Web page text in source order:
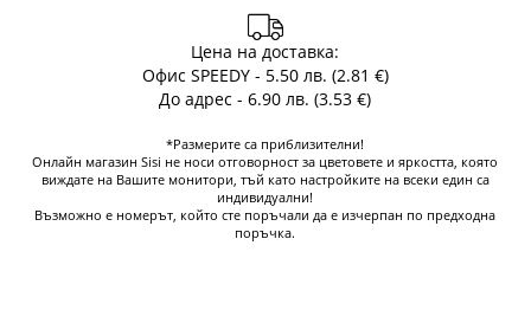
Цена на доставка:
Офис SPEEDY - 5.50 лв. (2.81 €)
До адрес - 6.90 лв. (3.53 €)
*Размерите са приблизителни!
Онлайн магазин Sisi не носи отговорност за цветовете и яркостта, която
виждате на Вашите монитори, тъй като настройките на всеки един са
индивидуални!
Възможно е номерът, който сте поръчали да е изчерпан по предходна
поръчка.